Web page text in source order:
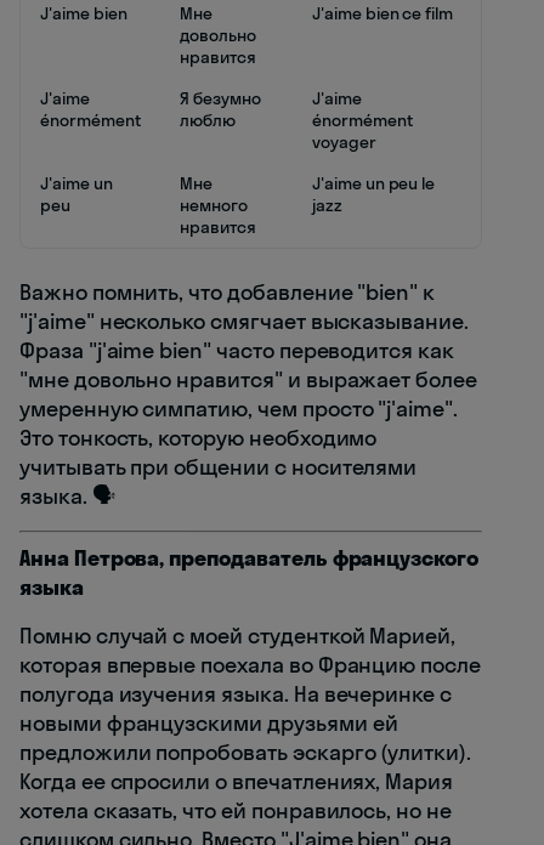
J'aime bien
Мне
довольно
нравится
J'aime bien ce film
J'aime
énormément
Я безумно
люблю
J'aime
énormément
voyager
J'aime un
peu
Мне
немного
нравится
J'aime un peu le
jazz
Важно помнить, что добавление "bien" к
"j'aime" несколько смягчает высказывание.
Фраза "j'aime bien" часто переводится как
"мне довольно нравится" и выражает более
умеренную симпатию, чем просто "j'aime".
Это тонкость, которую необходимо
учитывать при общении с носителями
языка. 🗣️
Анна Петрова, преподаватель французского
языка
Помню случай с моей студенткой Марией,
которая впервые поехала во Францию после
полугода изучения языка. На вечеринке с
новыми французскими друзьями ей
предложили попробовать эскарго (улитки).
Когда ее спросили о впечатлениях, Мария
хотела сказать, что ей понравилось, но не
слишком сильно. Вместо "J'aime bien" она